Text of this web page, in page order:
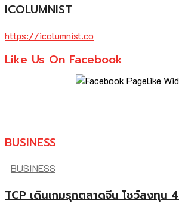
ICOLUMNIST
https://icolumnist.co
Like Us On Facebook
BUSINESS
BUSINESS
TCP เดินเกมรุกตลาดจีน โชว์ลงทุน